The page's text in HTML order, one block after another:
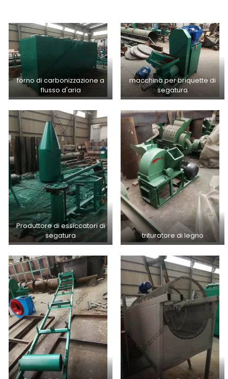
forno di carbonizzazione a
flusso d'aria
macchina per briquette di
segatura
Produttore di essiccatori di
segatura
trituratore di legno